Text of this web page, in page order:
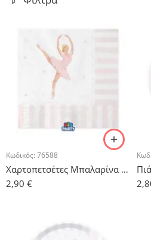
Κωδικός: 76588
Χαρτοπετσέτες Μπαλαρίνα – 16τμχ.
2,90 €